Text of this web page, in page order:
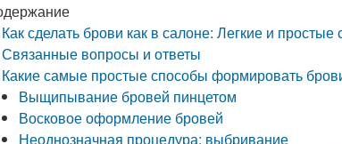
Как сделать брови как в салоне: Легкие и простые
Связанные вопросы и ответы
Какие самые простые способы формировать
Выщипывание бровей пинцетом
Восковое оформление бровей
Неоднозначная процедура: выбривание